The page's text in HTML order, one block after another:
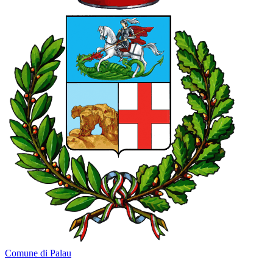
Comune di Palau